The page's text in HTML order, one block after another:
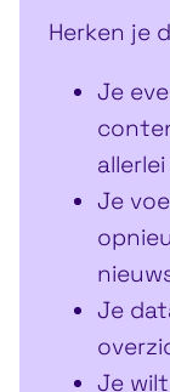
Herken je
Je
Je
Je
Je